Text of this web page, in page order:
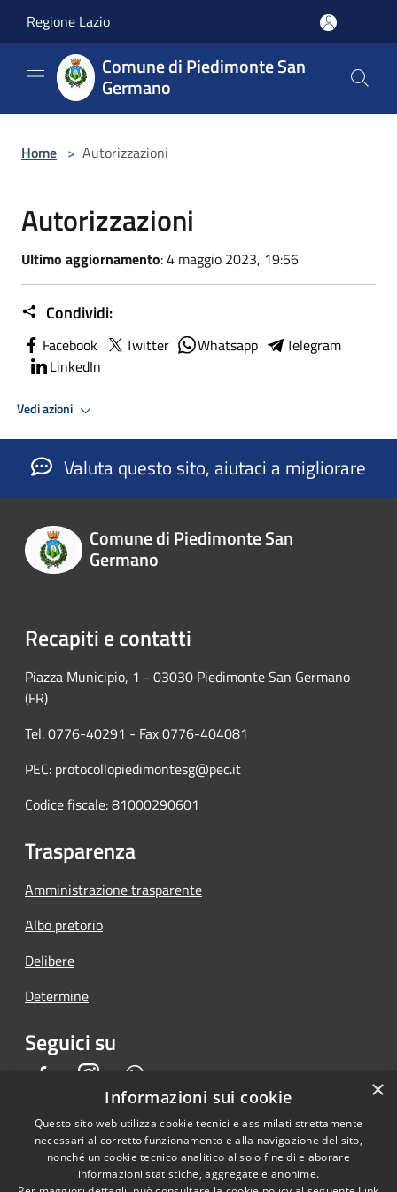
Regione Lazio
Comune di Piedimonte San
Germano
Home > Autorizzazioni
Autorizzazioni
Ultimo aggiornamento: 4 maggio 2023, 19:56
Condividi:
Facebook Twitter Whatsapp
Telegram
LinkedIn
Vedi azioni
Valuta questo sito, aiutaci a migliorare
Comune di Piedimonte San
Germano
Recapiti e contatti
Piazza Municipio, 1 - 03030 Piedimonte San Germano
(FR)
Tel. 0776-40291 - Fax 0776-404081
PEC: protocollopiedimontesg@pec.it
Codice fiscale: 81000290601
Trasparenza
Amministrazione trasparente
Albo pretorio
Delibere
Determine
Seguici su
FacebookInstagram
Accessibilità
Copyright © 2026 • Comune di
Piedimonte San Germano •
×
Informazioni sui cookie
Questo sito web utilizza cookie tecnici e assimilati strettamente
necessari al corretto funzionamento e alla navigazione del sito,
nonché un cookie tecnico analitico al solo fine di elaborare
informazioni statistiche, aggregate e anonime.